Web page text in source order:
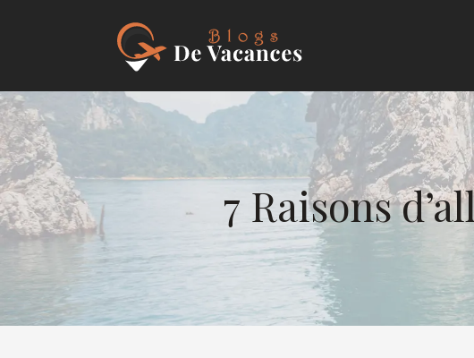
7 Raisons